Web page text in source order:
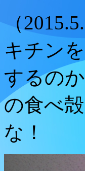
（
キチン
するの
の食べ
な！